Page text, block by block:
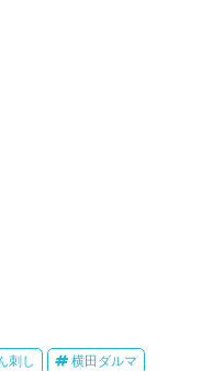
刺し 横田ダルマ